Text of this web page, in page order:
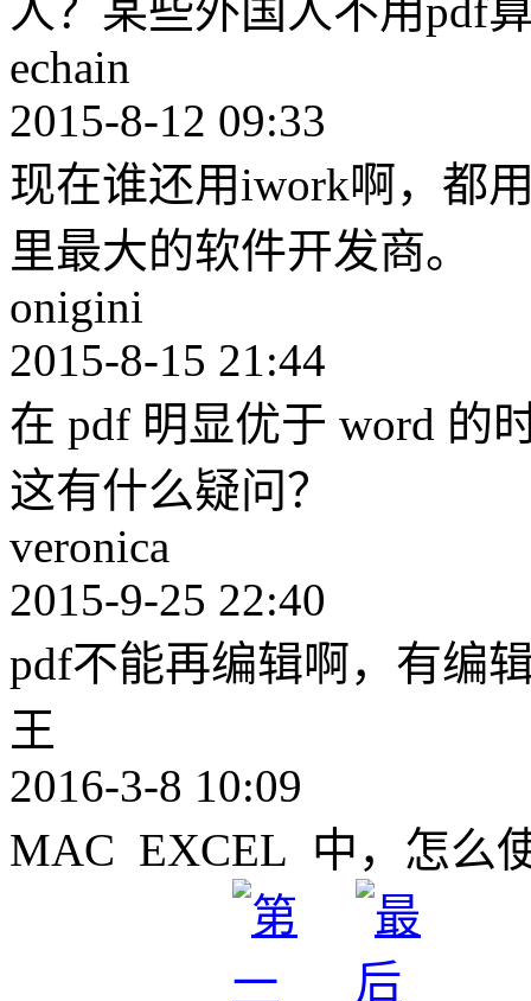
人？某些外国人不用pdf
echain
2015-8-12 09:33
现在谁还用iwork啊，都
里最大的软件开发商。
onigini
2015-8-15 21:44
在 pdf 明显优于 word 的
这有什么疑问？
veronica
2015-9-25 22:40
pdf不能再编辑啊，有编
王
2016-3-8 10:09
MAC EXCEL 中，怎么